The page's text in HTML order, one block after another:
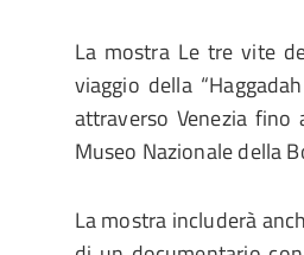
La mostra Le tre vite
viaggio della
attraverso Venezia
Museo Nazionale della
La mostra includerà